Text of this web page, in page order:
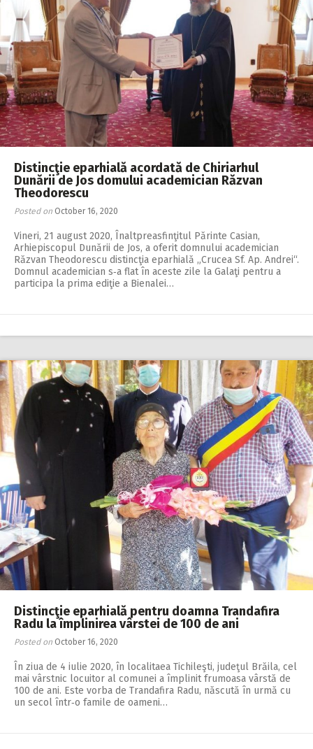
Distincţie eparhială acordată de Chiriarhul
Dunării de Jos domului academician Răzvan
Theodorescu
Posted on October 16, 2020
Vineri, 21 august 2020, Înaltpreasfinţitul Părinte Casian,
Arhiepiscopul Dunării de Jos, a oferit domnului academician
Răzvan Theodorescu distincţia eparhială „Crucea Sf. Ap. Andrei“.
Domnul academician s‑a flat în aceste zile la Galaţi pentru a
participa la prima ediţie a Bienalei…
Distincţie eparhială pentru doamna Trandafira
Radu la împlinirea vârstei de 100 de ani
Posted on October 16, 2020
În ziua de 4 iulie 2020, în localitaea Tichileşti, judeţul Brăila, cel
mai vârstnic locuitor al comunei a împlinit frumoasa vârstă de
100 de ani. Este vorba de Trandafira Radu, născută în urmă cu
un secol într‑o famile de oameni…